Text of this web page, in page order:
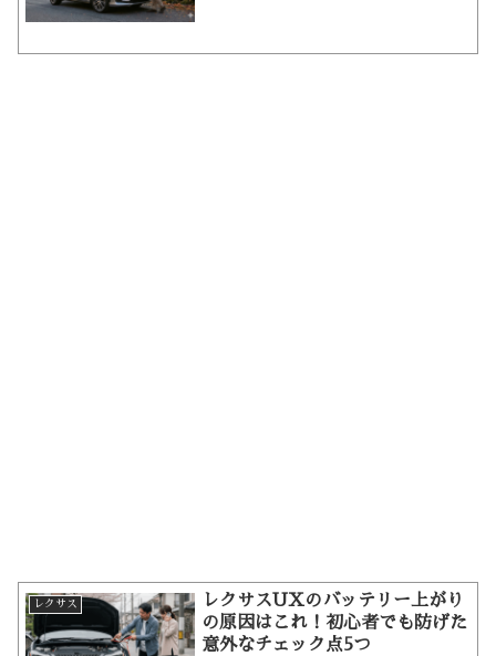
レクサス
レクサスUXのバッテリー上がり
の原因はこれ！初心者でも防げた
意外なチェック点5つ